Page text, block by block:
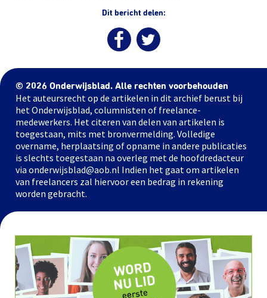
Dit bericht delen:
© 2026 Onderwijsblad. Alle rechten voorbehouden
Het auteursrecht op de artikelen in dit archief berust bij
het Onderwijsblad, columnisten of freelance-
medewerkers. Het citeren van delen van artikelen is
toegestaan, mits met bronvermelding. Volledige
overname, herplaatsing of opname in andere publicaties
is slechts toegestaan na overleg met de hoofdredacteur
via onderwijsblad@aob.nl Indien het gaat om artikelen
van freelancers zal hiervoor een bedrag in rekening
worden gebracht.